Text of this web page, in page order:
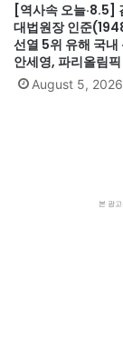
[역사속 오늘·8.5]
대법원장 인준
선열 5위 유해 국내
안세영, 파리올림픽
자단식 금메달
글라데시 총리 인도
August 5, 2026
본 광